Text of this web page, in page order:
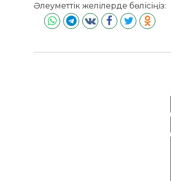
Әлеуметтік желілерде бөлісіңіз: